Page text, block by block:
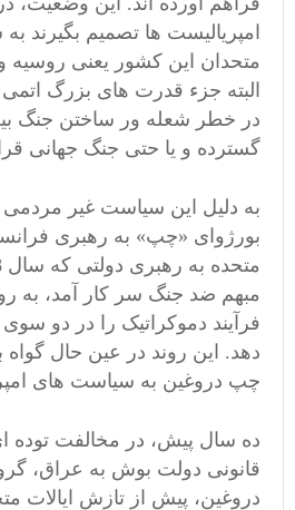
امپریالیست ها تصمیم بگیرند به
متحدان این کشور یعنی روسیه و
البته جزء قدرت های بزرگ
در خطر شعله ور ساختن جنگ
گسترده و یا حتی جنگ جهانی
به دلیل این سیاست غیر
بورژوای «چپ» به رهبری
مبهم ضد جنگ سر کار آمد، به
فرآیند دموکراتیک را در دو
دهد. این روند در عین حال
چپ دروغین به سیاست های
ده سال پیش، در مخالفت توده
قانونی دولت بوش به عراق،
دروغین، پیش از تازش ایالات